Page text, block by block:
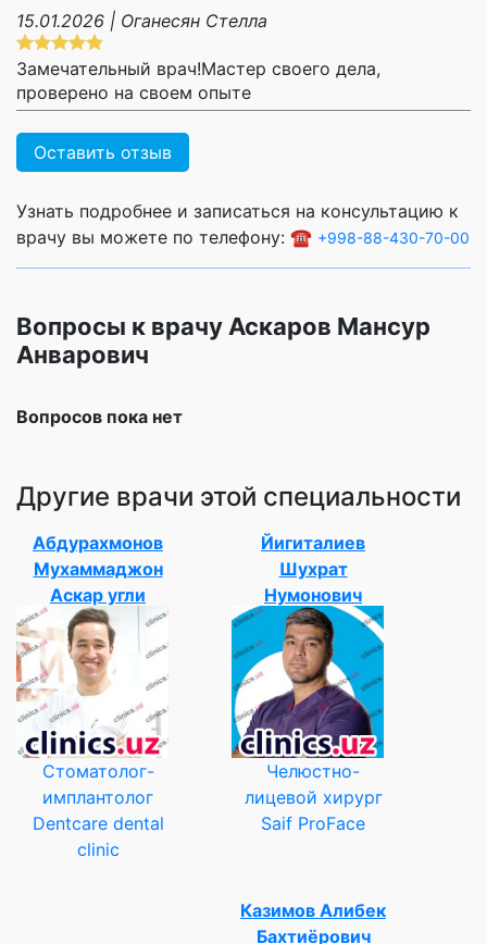
15.01.2026 | Оганесян Стелла
Замечательный врач!Мастер своего дела,
проверено на своем опыте
Оставить отзыв
Узнать подробнее и записаться на консультацию к
врачу вы можете по телефону: ☎️ +998-88-430-70-00
Вопросы к врачу Аскаров Мансур
Анварович
Вопросов пока нет
Другие врачи этой специальности
Абдурахмонов
Мухаммаджон
Аскар угли
Стоматолог-
имплантолог
Dentcare dental
clinic
Йигиталиев
Шухрат
Нумонович
Челюстно-
лицевой хирург
Saif ProFace
Казимов Алибек
Бахтиёрович